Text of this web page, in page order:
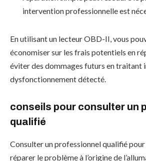
intervention professionnelle est
En utilisant un lecteur OBD-II, vous
économiser sur les frais potentiels en
éviter des dommages futurs en
dysfonctionnement détecté.
conseils pour consulter un
qualifié
Consulter un professionnel qualifié
réparer le problème à l’origine de